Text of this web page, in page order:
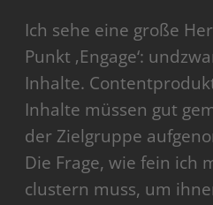
Ich sehe eine große
Punkt ‚Engage‘:
Inhalte.
Inhalte müssen gut
der Zielgruppe
Die Frage, wie fein ich
clustern muss, um